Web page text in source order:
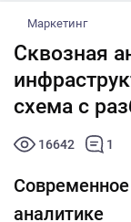
Маркетинг
Сквозная
схема с
16642 1
аналитике